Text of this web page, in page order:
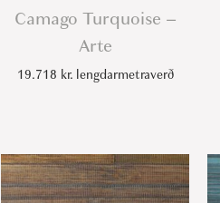
Camago Turquoise –
Arte
19.718 kr.lengdarmetraverð